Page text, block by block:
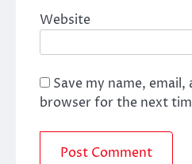
Website
Save my name,
browser for the next